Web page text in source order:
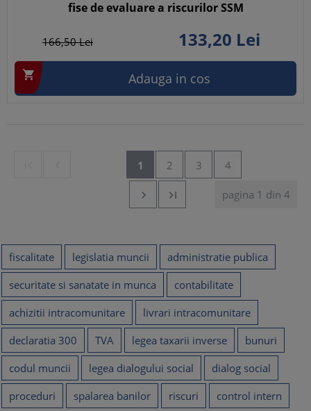
fise de evaluare a riscurilor SSM
166,50Lei 133,20 Lei
 Adauga in cos
1 2 3 4
pagina 1 din 4


fiscalitate legislatia muncii
administratie publica
securitate si sanatate in munca
contabilitate
achizitii intracomunitare
livrari intracomunitare
declaratia 300
TVA legea taxarii inverse
bunuri
codul muncii
legea dialogului social
dialog social
proceduri
spalarea banilor riscuri
control intern